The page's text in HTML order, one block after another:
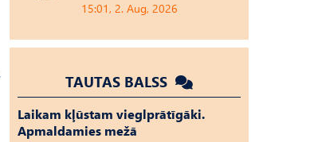
15:01, 2. Aug, 2026
TAUTAS BALSS
Laikam kļūstam vieglprātīgāki.
Apmaldamies mežā